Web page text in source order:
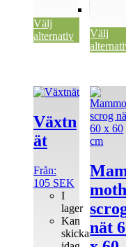
Välj
alternativ
Välj
Växtn
ät
Från:
105 SEK
I
lager
Kan
skickas
Den
produkten
har
flera
De
olika
alternativen
väljas
produktsidan
moth
nät